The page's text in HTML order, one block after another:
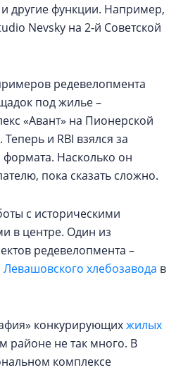
другие функции. Например,
Nevsky на 2-й Советской
редевелопмента
под жилье –
«Авант» на Пионерской
и RBI взялся за
Насколько он
пока сказать сложно.
с историческими
в центре. Один из
редевелопмента –
Левашовского хлебозавода в
конкурирующихжилых
районе не так много. В
комплексе